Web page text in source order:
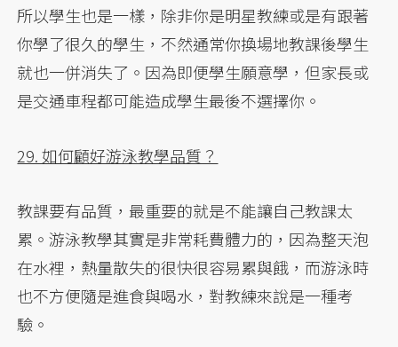
所以學生也是一樣，除非你是明星教練或是有跟著
你學了很久的學生，不然通常你換場地教課後學生
就也一併消失了。因為即便學生願意學，但家長或
是交通車程都可能造成學生最後不選擇你。
29. 如何顧好游泳教學品質？
教課要有品質，最重要的就是不能讓自己教課太
累。游泳教學其實是非常耗費體力的，因為整天泡
在水裡，熱量散失的很快很容易累與餓，而游泳時
也不方便隨是進食與喝水，對教練來說是一種考
驗。